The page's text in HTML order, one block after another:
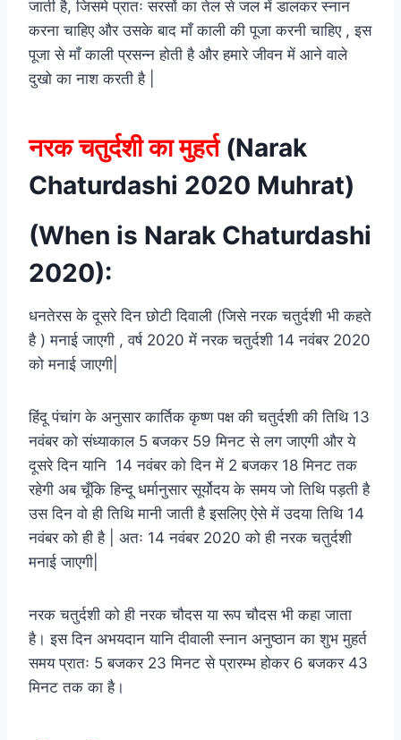
जाती है, जिसमे प्रातः सरसों का तेल से जल में डालकर स्नान
करना चाहिए और उसके बाद माँ काली की पूजा करनी चाहिए , इस
पूजा से माँ काली प्रसन्न होती है और हमारे जीवन में आने वाले
दुखो का नाश करती है |
नरक चतुर्दशी का मुहर्त(Narak
Chaturdashi 2020 Muhrat)
(When is Narak Chaturdashi
2020):
धनतेरस के दूसरे दिन छोटी दिवाली (जिसे नरक चतुर्दशी भी कहते
है ) मनाई जाएगी , वर्ष 2020 में नरक चतुर्दशी 14 नवंबर 2020
को मनाई जाएगी|
हिंदू पंचांग के अनुसार कार्तिक कृष्ण पक्ष की चतुर्दशी की तिथि 13
नवंबर को संध्याकाल 5 बजकर 59 मिनट से लग जाएगी और ये
दूसरे दिन यानि 14 नवंबर को दिन में 2 बजकर 18 मिनट तक
रहेगी अब चूँकि हिन्दू धर्मानुसार सूर्योदय के समय जो तिथि पड़ती है
उस दिन वो ही तिथि मानी जाती है इसलिए ऐसे में उदया तिथि 14
नवंबर को ही है | अतः 14 नवंबर 2020 को ही नरक चतुर्दशी
मनाई जाएगी|
नरक चतुर्दशी को ही नरक चौदस या रूप चौदस भी कहा जाता
है। इस दिन अभयदान यानि दीवाली स्नान अनुष्ठान का शुभ मुहर्त
समय प्रातः 5 बजकर 23 मिनट से प्रारम्भ होकर 6 बजकर 43
मिनट तक का है।